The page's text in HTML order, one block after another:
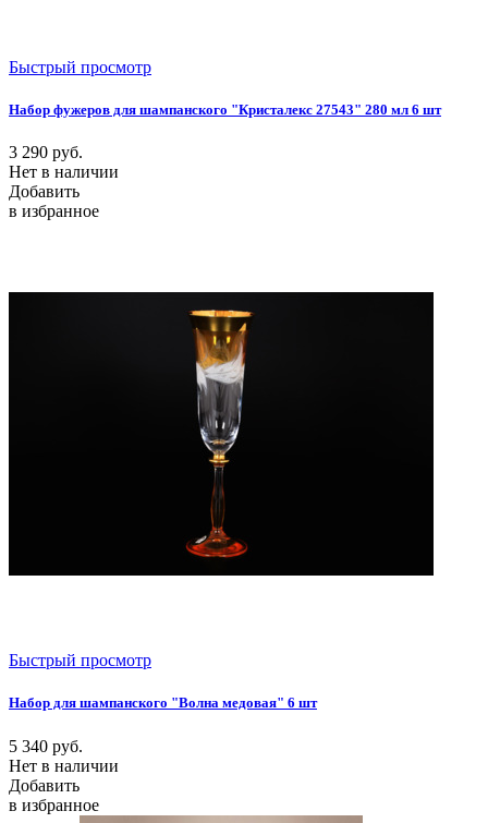
Быстрый просмотр
Набор фужеров для шампанского "Кристалекс 27543" 280 мл 6 шт
3 290 руб.
Нет в наличии
Добавить
в избранное
Быстрый просмотр
Набор для шампанского "Волна медовая" 6 шт
5 340 руб.
Нет в наличии
Добавить
в избранное